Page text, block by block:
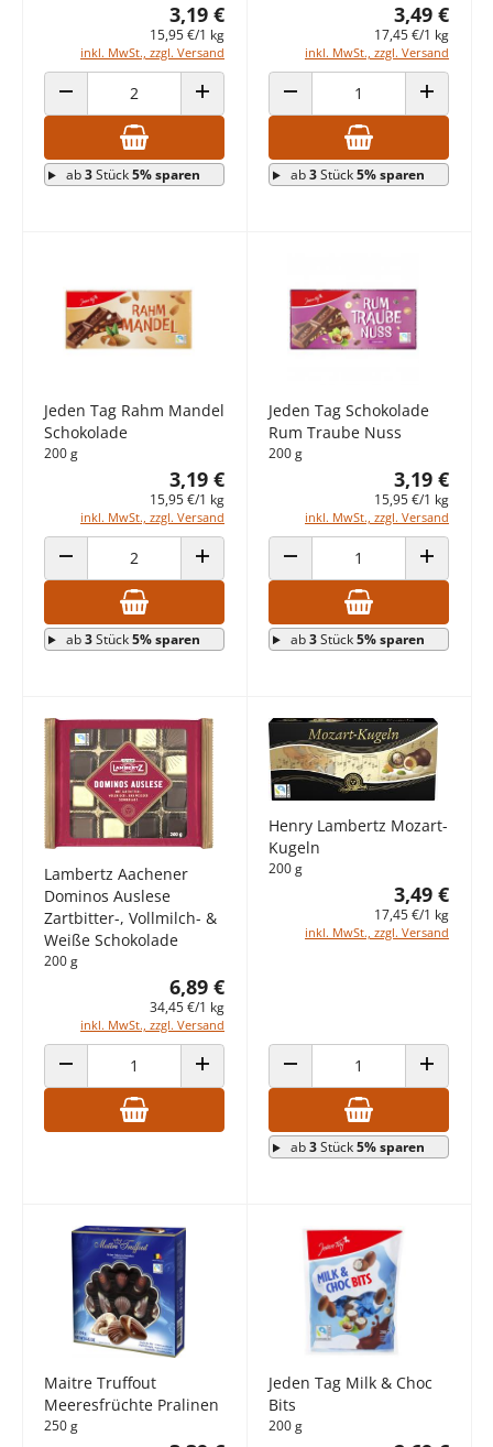
3,19 €
15,95 €/1 kg
inkl. MwSt., zzgl. Versand
ANZAHL VERRINGERN ANZAHL ERHÖHEN
ab3Stück5% sparen
3,49 €
17,45 €/1 kg
inkl. MwSt., zzgl. Versand
ANZAHL VERRINGERN ANZAHL
ab3Stück5% sparen
Jeden Tag Rahm Mandel
Schokolade
200 g
3,19 €
15,95 €/1 kg
inkl. MwSt., zzgl. Versand
ANZAHL VERRINGERN ANZAHL ERHÖHEN
ab3Stück5% sparen
Jeden Tag Schokolade
Rum Traube Nuss
200 g
3,19 €
15,95 €/1 kg
inkl. MwSt., zzgl. Versand
ANZAHL VERRINGERN ANZAHL
ab3Stück5% sparen
Lambertz Aachener
Dominos Auslese
Zartbitter-, Vollmilch- &
Weiße Schokolade
200 g
6,89 €
34,45 €/1 kg
inkl. MwSt., zzgl. Versand
ANZAHL VERRINGERN ANZAHL ERHÖHEN
Henry Lambertz Mozart-
Kugeln
200 g
3,49 €
17,45 €/1 kg
inkl. MwSt., zzgl. Versand
ANZAHL VERRINGERN ANZAHL
ab3Stück5% sparen
Maitre Truffout
Meeresfrüchte Pralinen
250 g
Jeden Tag Milk & Choc
Bits
200 g